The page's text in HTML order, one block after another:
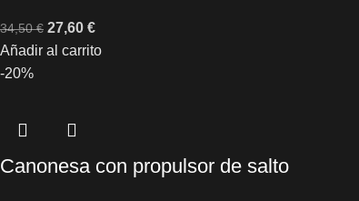
34,50€ 27,60 €
Añadir al carrito
-20%
Canonesa con propulsor de salto